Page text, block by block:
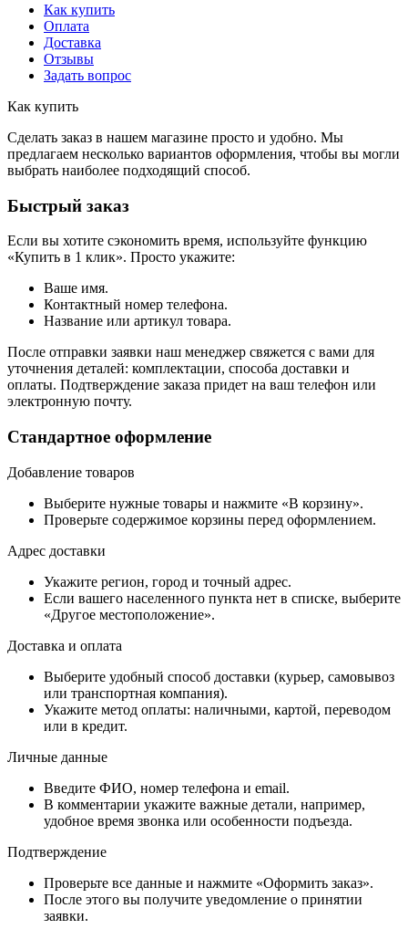
Как купить
Оплата
Доставка
Отзывы
Задать вопрос
Как купить
Сделать заказ в нашем магазине просто и удобно. Мы
предлагаем несколько вариантов оформления, чтобы вы могли
выбрать наиболее подходящий способ.
Быстрый заказ
Если вы хотите сэкономить время, используйте функцию
«Купить в 1 клик». Просто укажите:
Ваше имя.
Контактный номер телефона.
Название или артикул товара.
После отправки заявки наш менеджер свяжется с вами для
уточнения деталей: комплектации, способа доставки и
оплаты. Подтверждение заказа придет на ваш телефон или
электронную почту.
Стандартное оформление
Добавление товаров
Выберите нужные товары и нажмите «В корзину».
Проверьте содержимое корзины перед оформлением.
Адрес доставки
Укажите регион, город и точный адрес.
Если вашего населенного пункта нет в списке, выберите
«Другое местоположение».
Доставка и оплата
Выберите удобный способ доставки (курьер, самовывоз
или транспортная компания).
Укажите метод оплаты: наличными, картой, переводом
или в кредит.
Личные данные
Введите ФИО, номер телефона и email.
В комментарии укажите важные детали, например,
удобное время звонка или особенности подъезда.
Подтверждение
Проверьте все данные и нажмите «Оформить заказ».
После этого вы получите уведомление о принятии
заявки.